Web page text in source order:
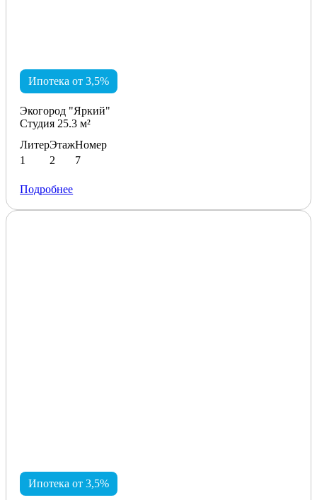
Ипотека от 3,5%
Экогород "Яркий"
Студия 25.3 м²
Литер
1
Этаж
2
Номер
7
Подробнее
Ипотека от 3,5%